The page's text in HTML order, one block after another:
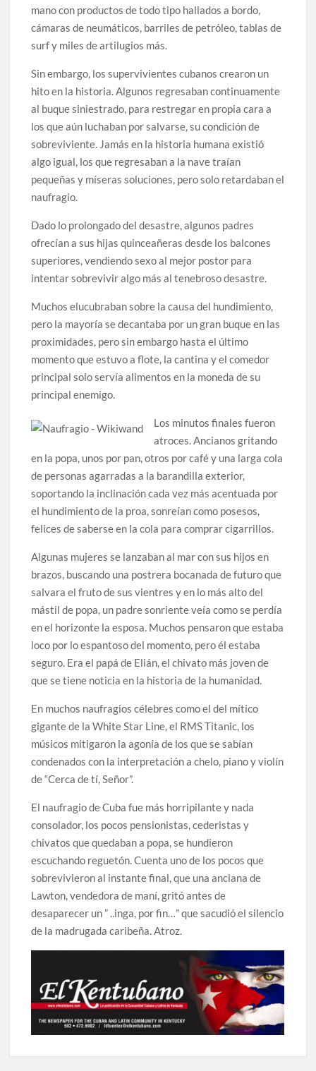
mano con productos de todo tipo hallados a bordo,
cámaras de neumáticos, barriles de petróleo, tablas de
surf y miles de artilugios más.
Sin embargo, los supervivientes cubanos crearon un
hito en la historia. Algunos regresaban continuamente
al buque siniestrado, para restregar en propia cara a
los que aún luchaban por salvarse, su condición de
sobreviviente. Jamás en la historia humana existió
algo igual, los que regresaban a la nave traían
pequeñas y míseras soluciones, pero solo retardaban el
naufragio.
Dado lo prolongado del desastre, algunos padres
ofrecían a sus hijas quinceañeras desde los balcones
superiores, vendiendo sexo al mejor postor para
intentar sobrevivir algo más al tenebroso desastre.
Muchos elucubraban sobre la causa del hundimiento,
pero la mayoría se decantaba por un gran buque en las
proximidades, pero sin embargo hasta el último
momento que estuvo a flote, la cantina y el comedor
principal solo servía alimentos en la moneda de su
principal enemigo.
Los minutos finales fueron
atroces. Ancianos gritando
en la popa, unos por pan, otros por café y una larga cola
de personas agarradas a la barandilla exterior,
soportando la inclinación cada vez más acentuada por
el hundimiento de la proa, sonreían como posesos,
felices de saberse en la cola para comprar cigarrillos.
Algunas mujeres se lanzaban al mar con sus hijos en
brazos, buscando una postrera bocanada de futuro que
salvara el fruto de sus vientres y en lo más alto del
mástil de popa, un padre sonriente veía como se perdía
en el horizonte la esposa. Muchos pensaron que estaba
loco por lo espantoso del momento, pero él estaba
seguro. Era el papá de Elián, el chivato más joven de
que se tiene noticia en la historia de la humanidad.
En muchos naufragios célebres como el del mítico
gigante de la White Star Line, el RMS Titanic, los
músicos mitigaron la agonía de los que se sabían
condenados con la interpretación a chelo, piano y violín
de “Cerca de tí, Señor”.
El naufragio de Cuba fue más horripilante y nada
consolador, los pocos pensionistas, cederistas y
chivatos que quedaban a popa, se hundieron
escuchando reguetón. Cuenta uno de los pocos que
sobrevivieron al instante final, que una anciana de
Lawton, vendedora de maní, gritó antes de
desaparecer un ” ..inga, por fin…” que sacudió el silencio
de la madrugada caribeña. Atroz.